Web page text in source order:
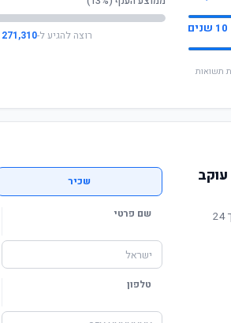
10 שנים
מבטיחות תשואות
רוצה להגיע ל-271,310 ₪
תשואה מוכחת, דמי ניהול תחרותיים ושירות מקצועי. נחזור אליכם תוך 24
שכיר
שם פרטי
טלפון